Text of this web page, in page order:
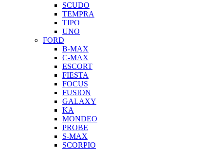
SCUDO
TEMPRA
TIPO
UNO
FORD
B-MAX
C-MAX
ESCORT
FIESTA
FOCUS
FUSION
GALAXY
KA
MONDEO
PROBE
S-MAX
SCORPIO